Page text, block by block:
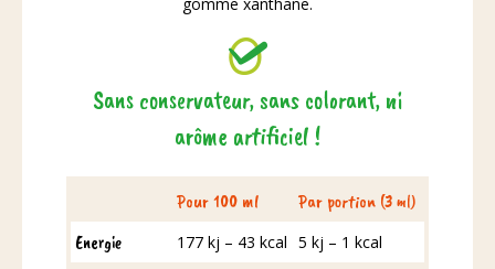
Sans conservateur, sans colorant, ni
arôme artificiel !
Pour 100 ml
Par portion (3 ml)
Energie
177 kj – 43 kcal 5 kj – 1 kcal